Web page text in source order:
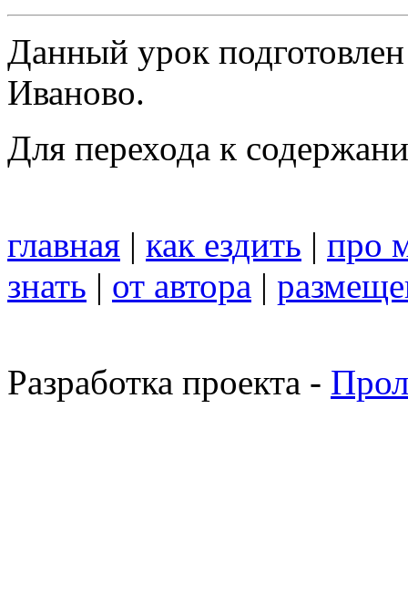
Данный урок
Иваново.
Для перехода к
главная | как ездить | про
знать | от автора |
Разработка проекта -